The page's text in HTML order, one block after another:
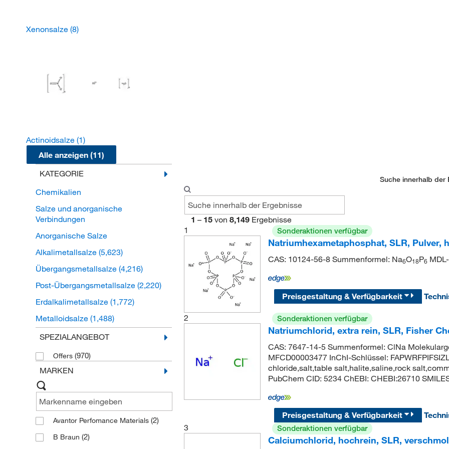
Xenonsalze (8)
Actinoidsalze (1)
Alle anzeigen (11)
KATEGORIE
Chemikalien
Salze und anorganische
Verbindungen
Anorganische Salze
Alkalimetallsalze (5,623)
Übergangsmetallsalze (4,216)
Post-Übergangsmetallsalze (2,220)
Erdalkalimetallsalze (1,772)
Metalloidsalze (1,488)
Ammoniumsalze(1,190)
Lanthanidsalze
Anorganische halogene Salze
Reaktive Nichtmetallsalze
Xenonsalze(8)
Actinoidsalze(1)
SPEZIALANGEBOT
Offers (970)
MARKEN
Avantor Perfomance Materials (2)
B Braun (2)
Suche innerhalb der
1 – 15 von 8,149 Ergebnisse
1
Sonderaktionen verfügbar
Natriumhexametaphosphat, SLR, Pulver,
CAS: 10124-56-8 Summenformel: Na6O18P6
Preisgestaltung & Verfügbarkeit
2 Sonderaktionen verfügbar
Natriumchlorid, extra rein, SLR, Fisher
CAS: 7647-14-5 Summenformel: ClNa
MFCD00003477 InChI-Schlüssel:
chloride,salt,table salt,halite,saline,rock
PubChem CID: 5234 ChEBI: CHEBI:26710
Preisgestaltung & Verfügbarkeit
3
Sonderaktionen verfügbar
Calciumchlorid, hochrein, SLR,